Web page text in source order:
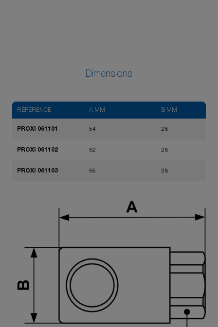
Dimensions
RÉFÉRENCE A MM B MM
PROXI 061101 54 28
PROXI 061102 62 28
PROXI 061103 65 28